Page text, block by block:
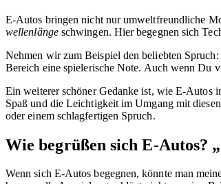
E-Autos bringen nicht nur umweltfreundliche
wellenlängeschwingen. Hier begegnen sich
Nehmen wir zum Beispiel den beliebten
Bereich eine spielerische Note. Auch wenn Du
Ein weiterer schöner Gedanke ist, wie E-Autos
Spaß und die Leichtigkeit im Umgang mit
oder einem schlagfertigen Spruch.
Wie begrüßen sich E-Autos?
Wenn sich E-Autos begegnen, könnte man